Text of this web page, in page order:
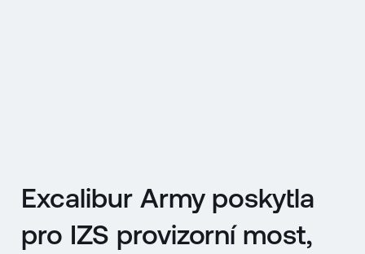
Excalibur Army poskytla
pro IZS provizorní most,